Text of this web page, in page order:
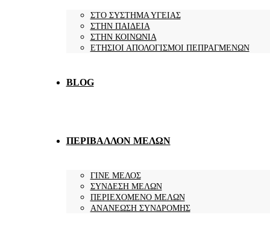
ΣΤΟ ΣΥΣΤΗΜΑ ΥΓΕΙΑΣ
ΣΤΗΝ ΠΑΙΔΕΙΑ
ΣΤΗΝ ΚΟΙΝΩΝΙΑ
ΕΤΗΣΙΟΙ ΑΠΟΛΟΓΙΣΜΟΙ ΠΕΠΡΑΓΜΕΝΩΝ
BLOG
ΠΕΡΙΒΑΛΛΟΝ ΜΕΛΩΝ
ΓΙΝΕ ΜΕΛΟΣ
ΣΥΝΔΕΣΗ ΜΕΛΩΝ
ΠΕΡΙΕΧΟΜΕΝΟ ΜΕΛΩΝ
ΑΝΑΝΕΩΣΗ ΣΥΝΔΡΟΜΗΣ